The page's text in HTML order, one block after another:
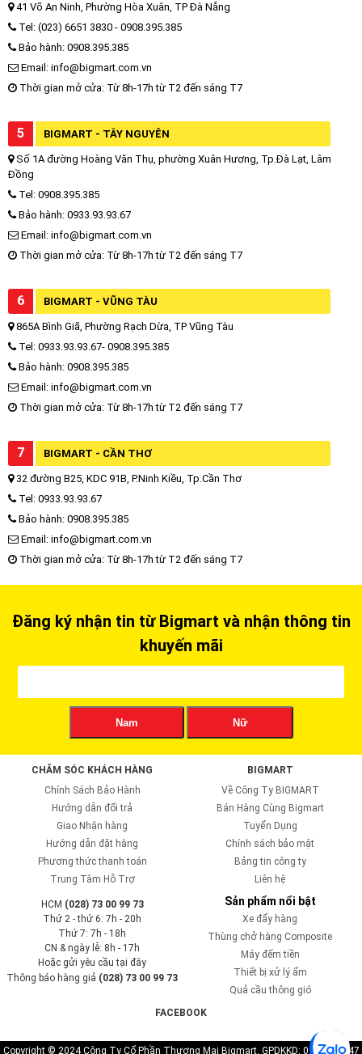
41 Võ An Ninh, Phường Hòa Xuân, TP Đà Nẵng
Tel: (023) 6651 3830 - 0908.395.385
Bảo hành: 0908.395.385
Email: info@bigmart.com.vn
Thời gian mở cửa: Từ 8h-17h từ T2 đến sáng T7
5 BIGMART - TÂY NGUYÊN
Số 1A đường Hoàng Văn Thụ, phường Xuân Hương, Tp.Đà Lạt, Lâm
Đồng
Tel: 0908.395.385
Bảo hành: 0933.93.93.67
Email: info@bigmart.com.vn
Thời gian mở cửa: Từ 8h-17h từ T2 đến sáng T7
6 BIGMART - VŨNG TÀU
865A Bình Giã, Phường Rạch Dừa, TP Vũng Tàu
Tel: 0933.93.93.67- 0908.395.385
Bảo hành: 0908.395.385
Email: info@bigmart.com.vn
Thời gian mở cửa: Từ 8h-17h từ T2 đến sáng T7
7 BIGMART - CẦN THƠ
32 đường B25, KDC 91B, P.Ninh Kiều, Tp.Cần Thơ
Tel: 0933.93.93.67
Bảo hành: 0908.395.385
Email: info@bigmart.com.vn
Thời gian mở cửa: Từ 8h-17h từ T2 đến sáng T7
Đăng ký nhận tin từ Bigmart và nhận thông tin
khuyến mãi
Nam Nữ
CHĂM SÓC KHÁCH HÀNG
Chính Sách Bảo Hành
Hướng dẫn đổi trả
Giao Nhận hàng
Hướng dẫn đặt hàng
Phương thức thanh toán
Trung Tâm Hỗ Trợ
BIGMART
Về Công Ty BIGMART
Bán Hàng Cùng Bigmart
Tuyển Dụng
Chính sách bảo mật
Bảng tin công ty
Liên hệ
HCM (028) 73 00 99 73
Thứ 2 - thứ 6: 7h - 20h
Thứ 7: 7h - 18h
CN & ngày lễ: 8h - 17h
Hoặc gửi yêu cầu tại đây
Thông báo hàng giả (028) 73 00 99 73
Sản phẩm nổi bật
Xe đẩy hàng
Thùng chở hàng Composite
Máy đếm tiền
Thiết bị xử lý ẩm
Quả cầu thông gió
FACEBOOK
Copyright © 2024 Công Ty Cổ Phần Thương Mại Bigmart. GPDKKD: 0110819747